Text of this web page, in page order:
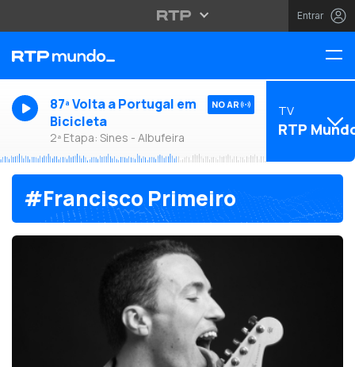
Entrar
87ª Volta a Portugal em
Bicicleta
2ª Etapa: Sines - Albufeira
NO AR TV
RTP
#Francisco Primeiro